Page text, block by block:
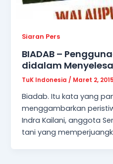
Siaran Pers
BIADAB –
didalam
TuK Indonesia/ Maret 2, 2015
Biadab. Itu kata yang
menggambarkan
Indra Kailani, anggota
tani yang